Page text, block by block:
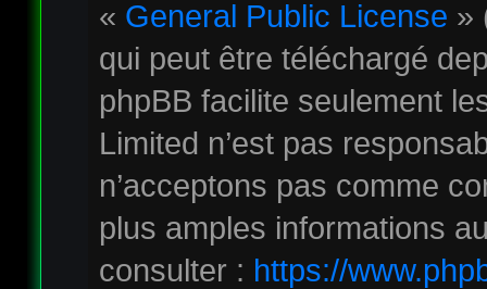
« General Public License »
qui peut être téléchargé
phpBB facilite seulement
Limited n’est pas
n’acceptons pas comme
plus amples informations
consulter : https://